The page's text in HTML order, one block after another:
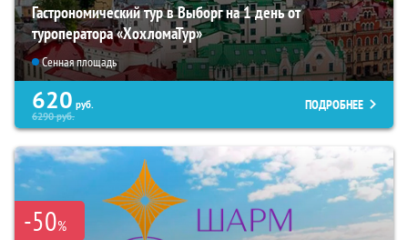
Гастрономический тур в Выборг на 1 день от
туроператора «ХохломаТур»
Сенная площадь
620 руб.
6290руб.
ПОДРОБНЕЕ
-50%